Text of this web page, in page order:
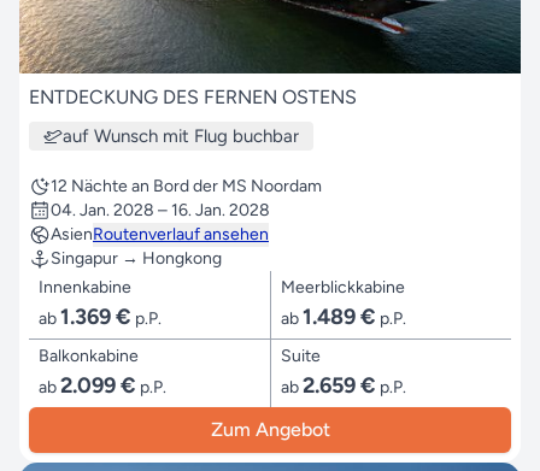
ENTDECKUNG DES FERNEN OSTENS
auf Wunsch mit Flug buchbar
12 Nächte an Bord der MS Noordam
04. Jan. 2028 – 16. Jan. 2028
AsienRoutenverlauf ansehen
Singapur → Hongkong
Innenkabine
ab1.369 € p.P.
Meerblickkabine
ab1.489 € p.P.
Balkonkabine
ab2.099 € p.P.
Suite
ab2.659 € p.P.
Zum Angebot